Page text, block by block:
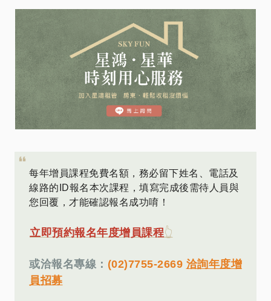
每年增員課程免費名額，務必留下姓名、電話及
線路的ID報名本次課程，填寫完成後需待人員與
您回覆，才能確認報名成功唷！
立即預約報名年度增員課程👆
或洽報名專線： (02)7755-2669 洽詢年度增
員招募